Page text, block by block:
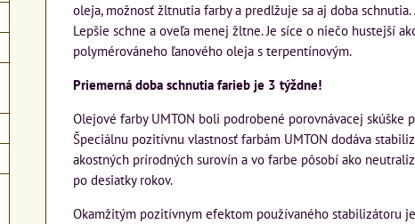
oleja, možnosť žltnutia farby a predlžuje sa aj doba
Lepšie schne a oveľa menej žltne. Je síce o niečo hustejší
polymérováneho ľanového oleja s terpentínovým.
Priemerná doba schnutia farieb je 3 týždne!
Olejové farby UMTON boli podrobené porovnávacej
Špeciálnu pozitívnu vlastnosť farbám UMTON dodáva
akostných prírodných surovín a vo farbe pôsobí ako
po desiatky rokov.
Okamžitým pozitívnym efektom používaného stabilizátoru